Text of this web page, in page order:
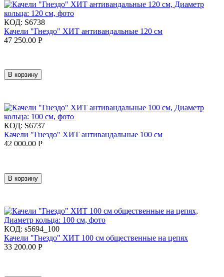
КОД: S6738
Качели "Гнездо" ХИТ антивандальные 120 см
47 250.00 Р
В корзину
КОД: S6737
Качели "Гнездо" ХИТ антивандальные 100 см
42 000.00 Р
В корзину
КОД: s5694_100
Качели "Гнездо" ХИТ 100 см общественные на цепях
33 200.00 Р